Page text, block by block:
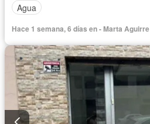
Agua
Hace 1 semana, 6 días en - Marta Aguirre